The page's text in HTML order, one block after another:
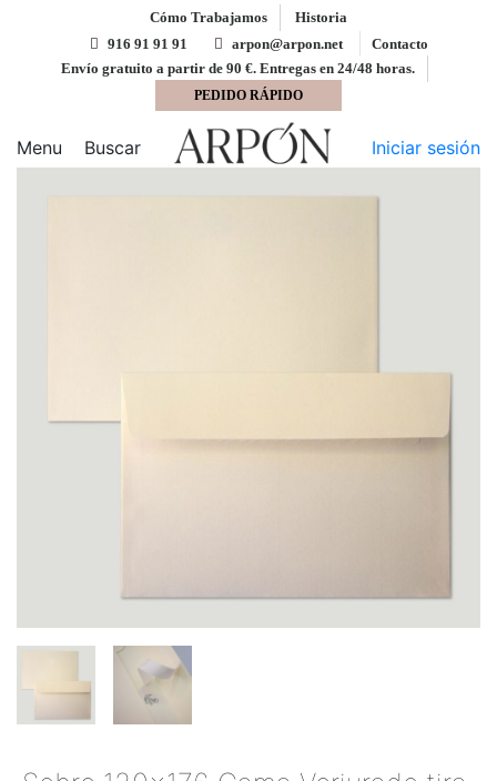
Cómo Trabajamos
Historia
916 91 91 91
arpon@arpon.net
Contacto
Envío gratuito a partir de 90 €. Entregas en 24/48 horas.
PEDIDO RÁPIDO
Menu Buscar Iniciar sesión
Sobre 120x176 Gama Verjurado tira
silicona verjurado crema 120 gms